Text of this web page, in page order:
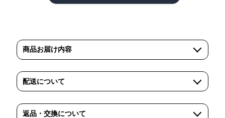
商品お届け内容
配送について
返品・交換について